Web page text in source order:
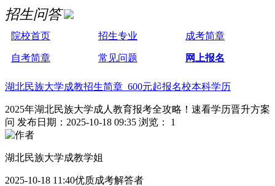
招生问答
院校首页 招生专业 成考简章
自考简章 常见问题 网上报名
湖北民族大学成教招生简章 600元起报名校本科学历
2025年湖北民族大学成人教育报考全攻略！速看学历晋升方案
问 发布日期：2025-10-18 09:35 浏览： 1
湖北民族大学成教学姐
2025-10-18 11:40优质成考解答者